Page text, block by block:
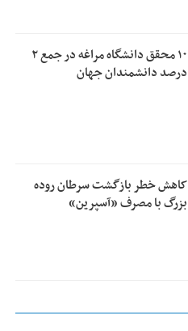
۱۰ محقق دانشگاه مراغه در جمع ۲
درصد دانشمندان جهان
کاهش خطر بازگشت سرطان روده
بزرگ با مصرف «آسپرین»